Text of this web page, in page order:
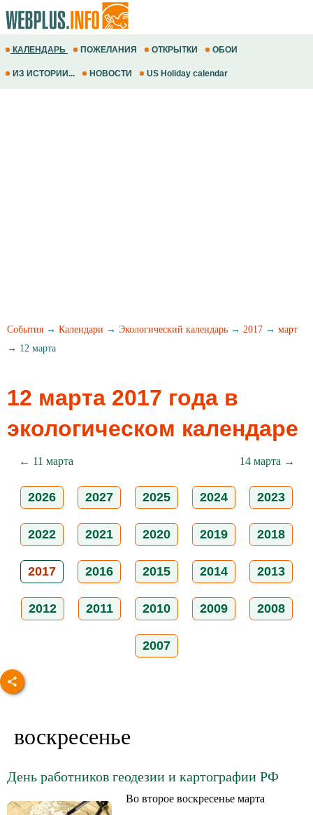
КАЛЕНДАРЬ ПОЖЕЛАНИЯ ОТКРЫТКИ ОБОИ
ИЗ ИСТОРИИ... НОВОСТИ US Holiday calendar
События → Календари → Экологический календарь → 2017 → март
→ 12 марта
12 марта 2017 года в
экологическом календаре
← 11 марта 14 марта →
2026 2027 2025 2024 2023
2022 2021 2020 2019 2018
2017 2016 2015 2014 2013
2012 2011 2010 2009 2008
2007
воскресенье
День работников геодезии и картографии РФ
Во второе воскресенье марта